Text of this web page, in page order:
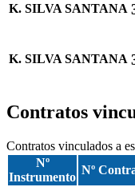
K. SILVA SANTANA
K. SILVA SANTANA
Contratos
Contratos vinculados a
Nº
Instrumento
Nº